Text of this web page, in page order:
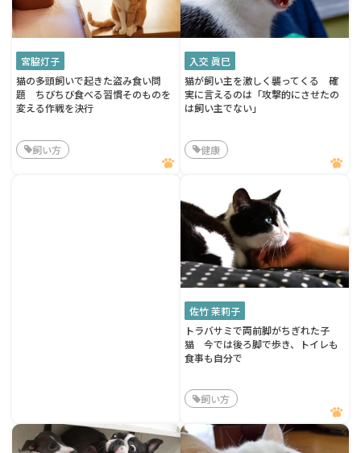
宮脇灯子
猫の多頭飼いで起きた盗み食い問
題 ちびちび食べる習慣そのものを
変える作戦を決行
飼い方
入交 眞巳
猫が飼い主を激しく襲ってくる 確
実に言えるのは「攻撃的にさせたの
は飼い主でない」
健康
佐竹 茉莉子
トラバサミで両前脚がちぎれた子
猫 今では後ろ脚で歩き、トイレも
食事も自分で
飼い方